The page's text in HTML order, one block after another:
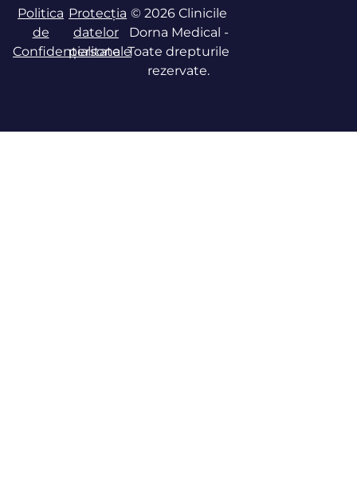
Politica
de
Confidențialitate
Protecția
datelor
personale
© 2026 Clinicile
Dorna Medical -
Toate drepturile
rezervate.